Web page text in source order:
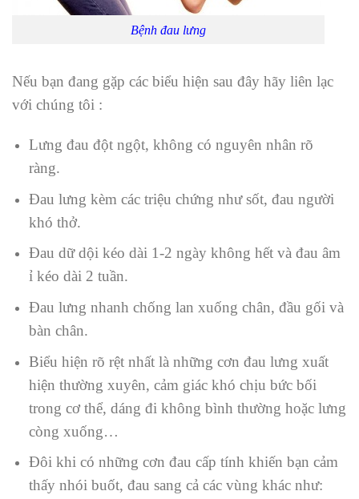
Bệnh đau lưng
Nếu bạn đang gặp các biểu hiện sau đây hãy liên lạc
với chúng tôi :
Lưng đau đột ngột, không có nguyên nhân rõ
ràng.
Đau lưng kèm các triệu chứng như sốt, đau người
khó thở.
Đau dữ dội kéo dài 1-2 ngày không hết và đau âm
ỉ kéo dài 2 tuần.
Đau lưng nhanh chống lan xuống chân, đầu gối và
bàn chân.
Biểu hiện rõ rệt nhất là những cơn đau lưng xuất
hiện thường xuyên, cảm giác khó chịu bức bối
trong cơ thể, dáng đi không bình thường hoặc lưng
còng xuống…
Đôi khi có những cơn đau cấp tính khiến bạn cảm
thấy nhói buốt, đau sang cả các vùng khác như: